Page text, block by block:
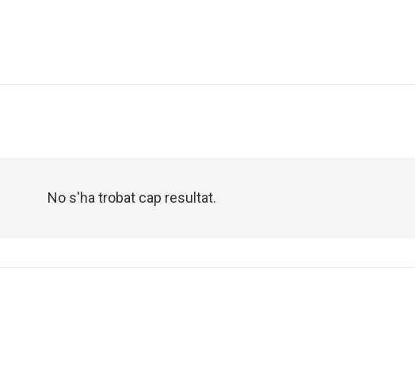
No s'ha trobat cap resultat.